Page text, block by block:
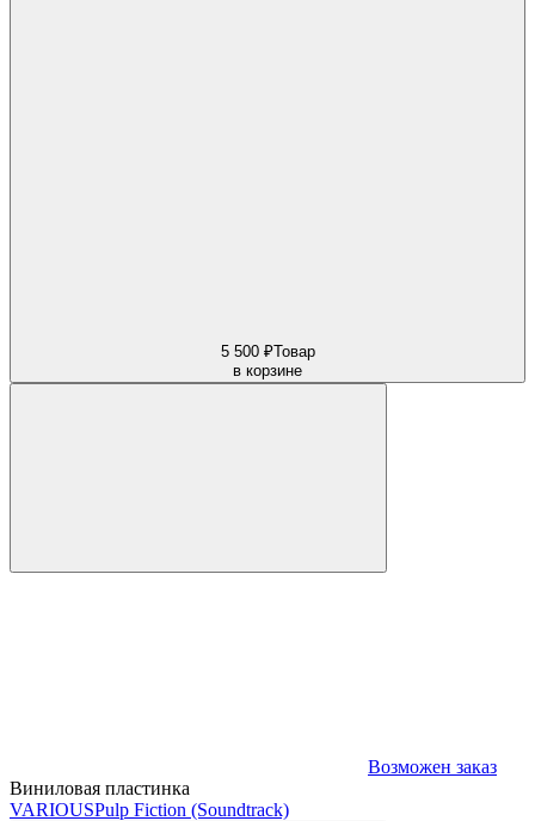
5 500 ₽Товар
в корзине
Возможен заказ
Виниловая пластинка
VARIOUSPulp Fiction (Soundtrack)